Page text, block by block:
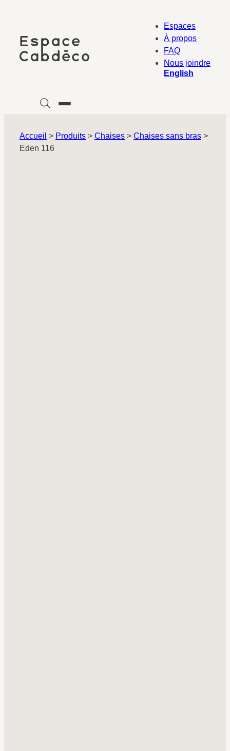
contenu
Espaces
À propos
FAQ
Nous joindre
English
Accueil > Produits > Chaises > Chaises sans bras >
Eden 116